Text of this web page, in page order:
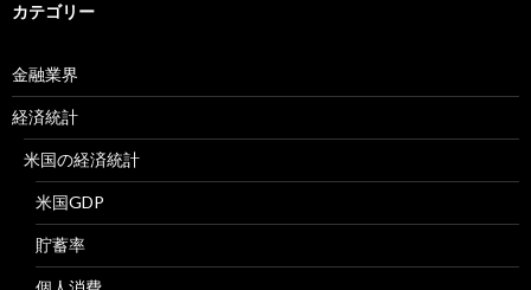
カテゴリー
金融業界
経済統計
米国の経済統計
米国GDP
貯蓄率